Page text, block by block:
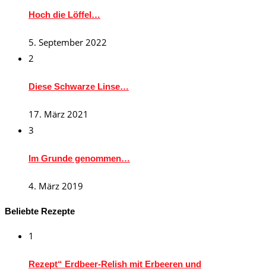
Hoch die Löffel…
5. September 2022
2
Diese Schwarze Linse…
17. März 2021
3
Im Grunde genommen…
4. März 2019
Beliebte Rezepte
1
Rezept“ Erdbeer-Relish mit Erbeeren und